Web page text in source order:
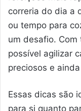
correria do dia a
ou tempo para
um desafio. Com
possível agilizar
preciosos e
Essas dicas são
para si quanto